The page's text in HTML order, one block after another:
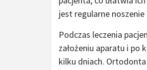
jest regularne
Podczas leczenia
założeniu aparatu i po
kilku dniach.